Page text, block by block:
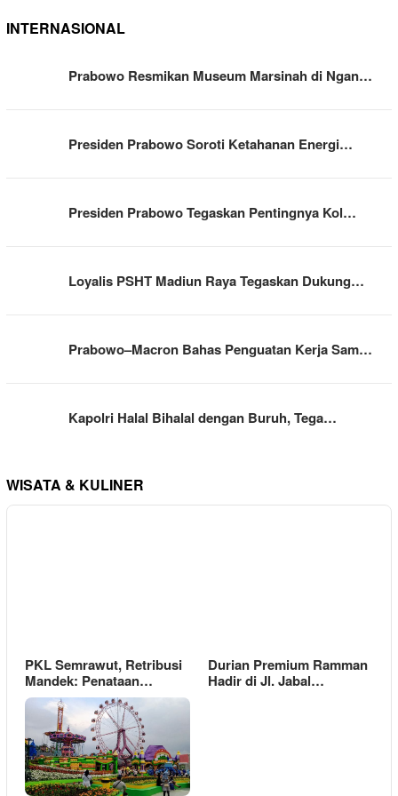
INTERNASIONAL
Prabowo Resmikan Museum Marsinah di Ngan…
Presiden Prabowo Soroti Ketahanan Energi…
Presiden Prabowo Tegaskan Pentingnya Kol…
Loyalis PSHT Madiun Raya Tegaskan Dukung…
Prabowo–Macron Bahas Penguatan Kerja Sam…
Kapolri Halal Bihalal dengan Buruh, Tega…
WISATA & KULINER
PKL Semrawut, Retribusi
Mandek: Penataan…
Durian Premium Ramman
Hadir di Jl. Jabal…